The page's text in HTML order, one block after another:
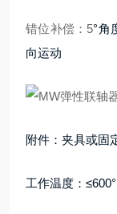
错位补偿：5°角
向运动
附件：夹具或固
工作温度：